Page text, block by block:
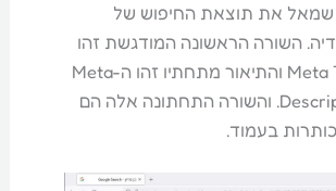
את תוצאת החיפוש של
השורה הראשונה המודגשת זהו
Meta Title והתיאור מתחתיו זהו ה-Meta
Description. והשורה התחתונה אלה הם
בעמוד.